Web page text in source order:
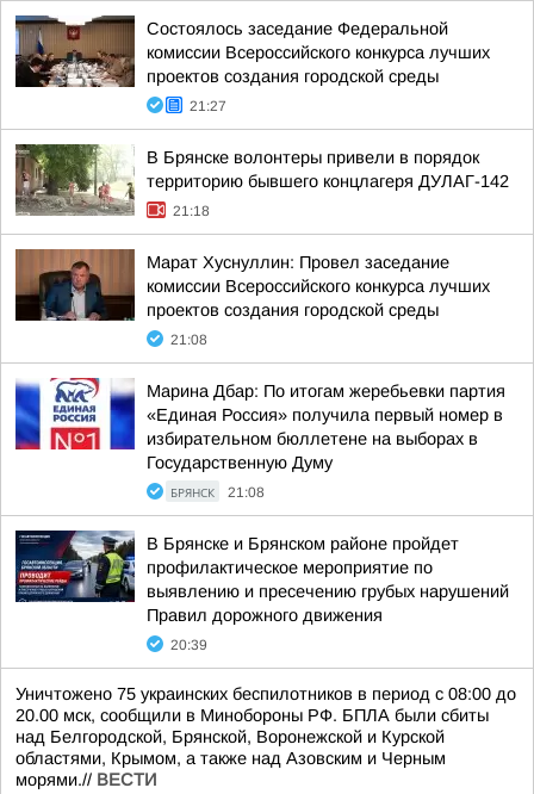
Состоялось заседание Федеральной
комиссии Всероссийского конкурса лучших
проектов создания городской среды
21:27
В Брянске волонтеры привели в порядок
территорию бывшего концлагеря ДУЛАГ-142
21:18
Марат Хуснуллин: Провел заседание
комиссии Всероссийского конкурса лучших
проектов создания городской среды
21:08
Марина Дбар: По итогам жеребьевки партия
«Единая Россия» получила первый номер в
избирательном бюллетене на выборах в
Государственную Думу
БРЯНСК 21:08
В Брянске и Брянском районе пройдет
профилактическое мероприятие по
выявлению и пресечению грубых нарушений
Правил дорожного движения
20:39
Уничтожено 75 украинских беспилотников в период с 08:00 до
20.00 мск, сообщили в Минобороны РФ. БПЛА были сбиты
над Белгородской, Брянской, Воронежской и Курской
областями, Крымом, а также над Азовским и Черным
морями.// ВЕСТИ